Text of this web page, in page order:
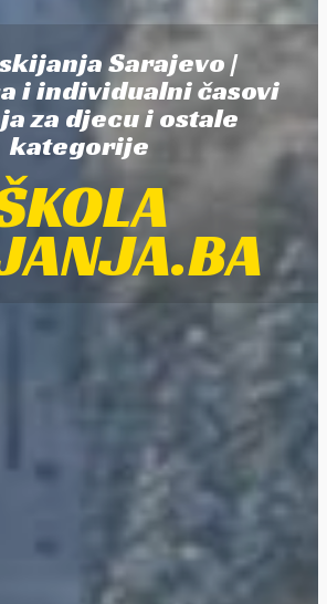
Sarajevo |
i individualni časovi
za djecu i ostale
kategorije